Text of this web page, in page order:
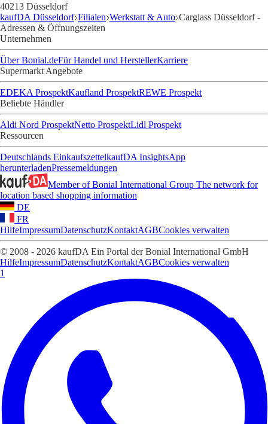
40213 Düsseldorf
kaufDA Düsseldorf Filialen Werkstatt & Auto Carglass Düsseldorf -
Adressen & Öffnungszeiten
Unternehmen
Über Bonial.deFür Handel und HerstellerKarriere
Supermarkt Angebote
EDEKA ProspektKaufland ProspektREWE Prospekt
Beliebte Händler
Aldi Nord ProspektNetto ProspektLidl Prospekt
Ressourcen
Deutschlands EinkaufszettelkaufDA InsightsApp
herunterladenPressemeldungen
Member of Bonial International Group The network for
location based shopping information
DE
FR
HilfeImpressumDatenschutzKontaktAGBCookies verwalten
© 2008 - 2026 kaufDA Ein Portal der Bonial International GmbH
HilfeImpressumDatenschutzKontaktAGBCookies verwalten
1